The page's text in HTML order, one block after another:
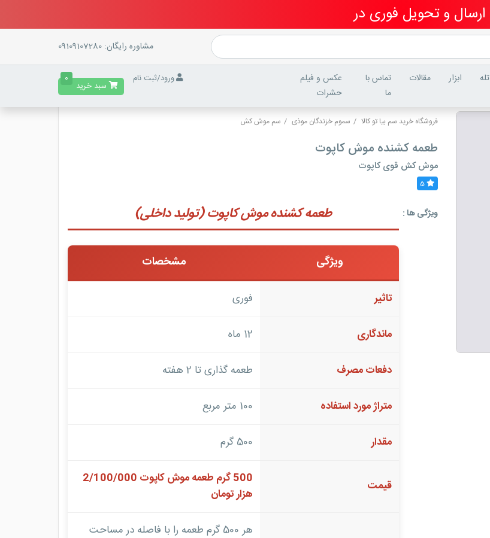
ارسال و تحویل فوری در
مشاوره رایگان: 09109107280
تله ابزار مقالات
تماس با
ما
عکس و فیلم
حشرات
ورود/ثبت نام 0
سبد خرید
فروشگاه خرید سم بیا تو کالا سموم خزندگان موذی سم موش کش
طعمه کشنده موش کاپوت
موش کش قوی کاپوت
5
ویژگی ها : طعمه کشنده موش کاپوت (تولید داخلی)
ویژگی مشخصات
تاثیر فوری
ماندگاری 12 ماه
دفعات مصرف طعمه گذاری تا 2 هفته
متراژ مورد استفاده 100 متر مربع
مقدار 500 گرم
قیمت
500 گرم طعمه موش کاپوت 2/100/000
هزار تومان
هر 500 گرم طعمه را با فاصله در مساحت